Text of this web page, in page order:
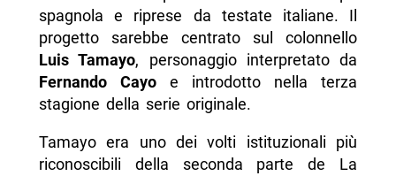
spagnola e riprese da testate italiane. Il
progetto sarebbe centrato sul colonnello
Luis Tamayo, personaggio interpretato da
Fernando Cayoe introdotto nella terza
stagione della serie originale.
Tamayo era uno dei volti istituzionali più
riconoscibili della seconda parte de La